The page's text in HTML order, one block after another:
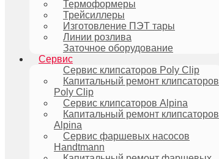
Термоформеры
Трейсиллеры
Изготовление ПЭТ тары
Линии розлива
Заточное оборудование
Сервис
Сервис клипсаторов Poly Clip
Капитальный ремонт клипсаторов
Poly Clip
Сервис клипсаторов Alpina
Капитальный ремонт клипсаторов
Alpina
Сервис фаршевых насосов
Handtmann